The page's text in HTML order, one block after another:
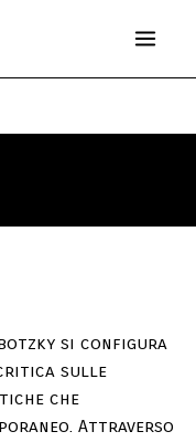
si configura
critica sulle
che
Attraverso